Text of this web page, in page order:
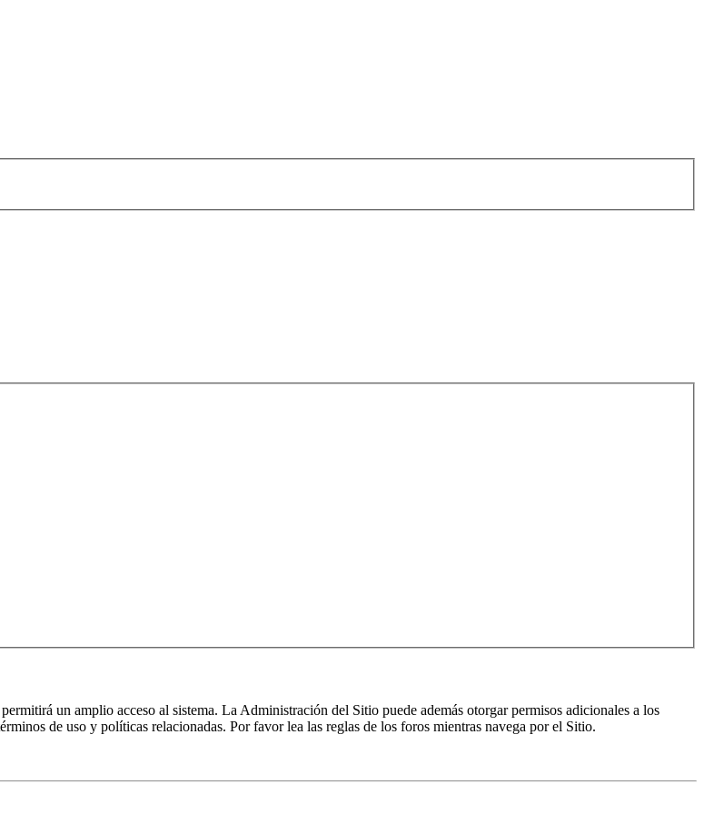
un amplio acceso al sistema. La Administración del Sitio puede además otorgar permisos adicionales a los
de uso y políticas relacionadas. Por favor lea las reglas de los foros mientras navega por el Sitio.